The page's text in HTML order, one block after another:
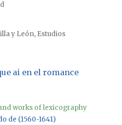
y León, Estudios
ai en el romance
works of lexicography
de (1560-1641)